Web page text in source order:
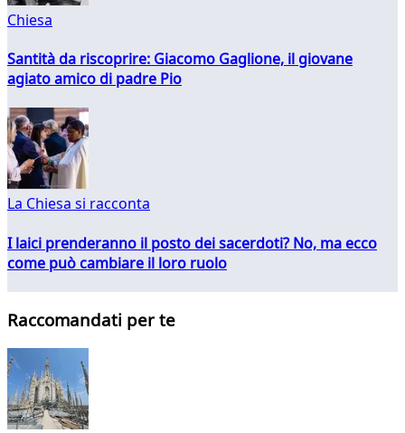
Chiesa
Santità da riscoprire: Giacomo Gaglione, il giovane
agiato amico di padre Pio
La Chiesa si racconta
I laici prenderanno il posto dei sacerdoti? No, ma ecco
come può cambiare il loro ruolo
Raccomandati per te